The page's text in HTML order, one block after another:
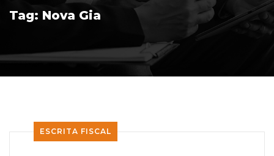
Tag: Nova Gia
ESCRITA FISCAL